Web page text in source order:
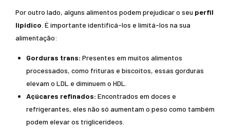
Por outro lado, alguns alimentos podem prejudicar o seu perfil
lipídico . É importante identificá-los e limitá-los na sua
alimentação:
Gorduras trans: Presentes em muitos alimentos
processados, como frituras e biscoitos, essas gorduras
elevam o LDL e diminuem o HDL.
Açúcares refinados: Encontrados em doces e
refrigerantes, eles não só aumentam o peso como também
podem elevar os triglicerídeos.